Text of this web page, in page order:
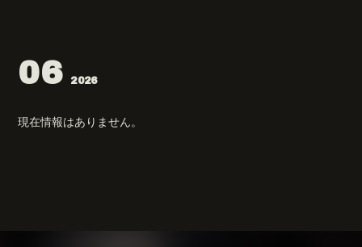
06 2026
現在情報はありません。